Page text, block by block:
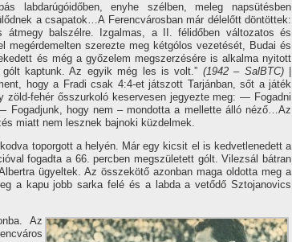
labdarúgóidőben, enyhe szélben, meleg napsütésben
a csapatok…A Ferencvárosban már délelőtt döntöttek:
átmegy balszélre. Izgalmas, a II. félidőben változatos és
szerezte meg kétgólos vezetését, Budai és
és még a győzelem megszerzésére is alkalma nyitott
kaptunk. Az egyik még les is volt.” (1942 – SalBTC)|
hogy a Fradi csak 4:4-et játszott Tarjánban, sőt a játék
fehér ősszurkoló keservesen jegyezte meg: — Fogadni
hogy nem – mondotta a mellette álló néző…Az
miatt nem lesznek bajnoki küzdelmek.
toporgott a helyén. Már egy kicsit el is kedvetlenedett a
fogadta a 66. percben megszületett gólt. Vilezsál bátran
ügyeltek. Az összekötő azonban maga oldotta meg a
a kapu jobb sarka felé és a labda a vetődő Sztojanovics
Az